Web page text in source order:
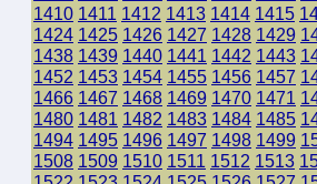
1410 1411 1412 1413 1414 1415
1424 1425 1426 1427 1428 1429
1438 1439 1440 1441 1442 1443
1452 1453 1454 1455 1456 1457
1466 1467 1468 1469 1470 1471
1480 1481 1482 1483 1484 1485
1494 1495 1496 1497 1498 1499
1508 1509 1510 1511 1512 1513